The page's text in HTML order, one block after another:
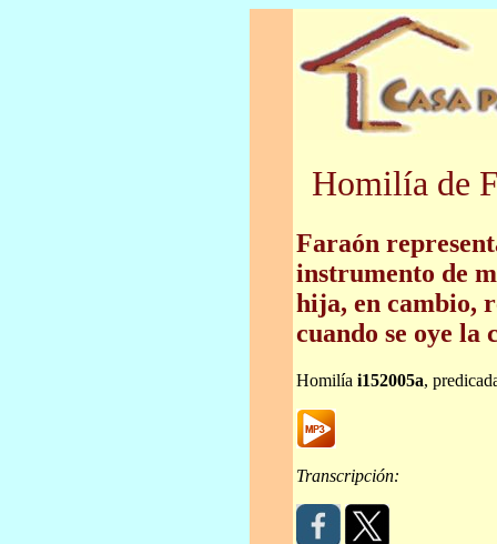
Homilía de
Faraón
instrumento de
hija, en cambio,
cuando se oye
Homilía i152005a,
Transcripción: